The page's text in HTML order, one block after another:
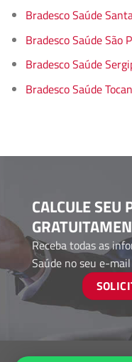
Bradesco Saúde
Bradesco Saúde São
Bradesco Saúde
Bradesco Saúde
CALCULE SEU
Receba todas as
Saúde no seu e-